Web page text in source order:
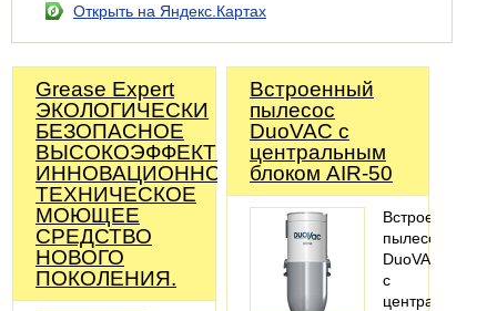
Открыть на Яндекс.Картах
Grease Expert
ЭКОЛОГИЧЕСКИ
БЕЗОПАСНОЕ
ВЫСОКОЭФФЕКТИВНОЕ
ИННОВАЦИОННОЕ
ТЕХНИЧЕСКОЕ
МОЮЩЕЕ
СРЕДСТВО
НОВОГО
ПОКОЛЕНИЯ.
Встроенный
пылесос
DuoVAC с
центральным
блоком AIR-50
Встроенный
пылесос
DuoVAC
с
центральным